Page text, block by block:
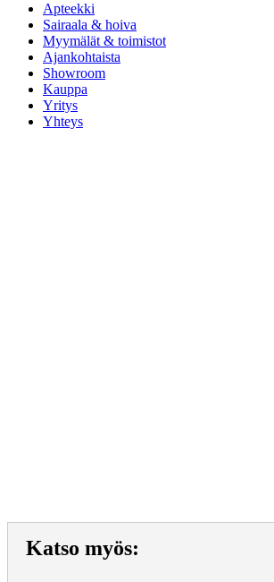
Apteekki
Sairaala & hoiva
Myymälät & toimistot
Ajankohtaista
Showroom
Kauppa
Yritys
Yhteys
Katso myös: